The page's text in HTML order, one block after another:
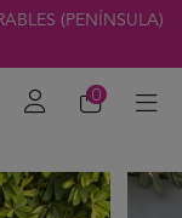
(PENÍNSULA)
0